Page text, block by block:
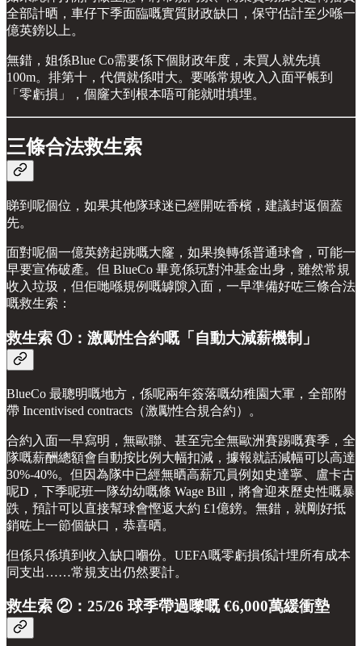
全部計晒，車仔下季面臨嘅實質財政缺口，保守估計至少喺一
億英鎊以上。
無錯，姐係Blue Co需要係下個財政年度，未買人就先填
100m。排第十，代價就係咁大。要喺常規收入入面平帳到
「零虧損」，個窿大到根本唔可能就咁填埋。
三條合法救生索
睇到呢個位，如果其他隊球迷已經開咗香檳，建議封返個蓋
先。
面對呢個一億英鎊起跳嘅大窿，如果換轉係普通球會，可能一
早要宣佈破產。但 BlueCo 畢竟係玩對沖基金出身，雖然常規
收入垃圾，但佢哋喺規例嘅罅隙入面，一早準備好咗三條合法
嘅救生索：
救生索 ①：激勵性合約嘅「自動大減薪機制」
BlueCo 最聰明嘅地方，係呢兩年簽落嘅幼稚園大軍，全部附
帶 Incentivised contracts（激勵性合規合約）。
合約入面一早寫明，無歐聯、甚至完全無歐洲賽踢嘅賽季，全
隊嘅薪酬總額會自動按比例大幅扣減，據報就話減幅可以高達
30%-40%。但因為隊中已經無晒高薪冗員例如史達寧、盧卡古
呢D，下季呢班一隊幼幼嘅條 Wage Bill，將會迎來歷史性嘅暴
跌，預計可以直接幫球會慳返大約 £1億鎊。無錯，就剛好抵
銷咗上一節個缺口，恭喜晒。
但係只係填到收入缺口嗰份。UEFA嘅零虧損係計埋所有成本
同支出……常規支出仍然要計。
救生索 ②：25/26 球季帶過嚟嘅 €6,000萬緩衝墊